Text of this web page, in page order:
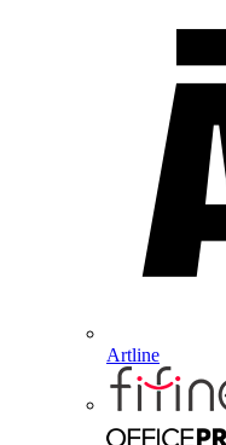
Artline